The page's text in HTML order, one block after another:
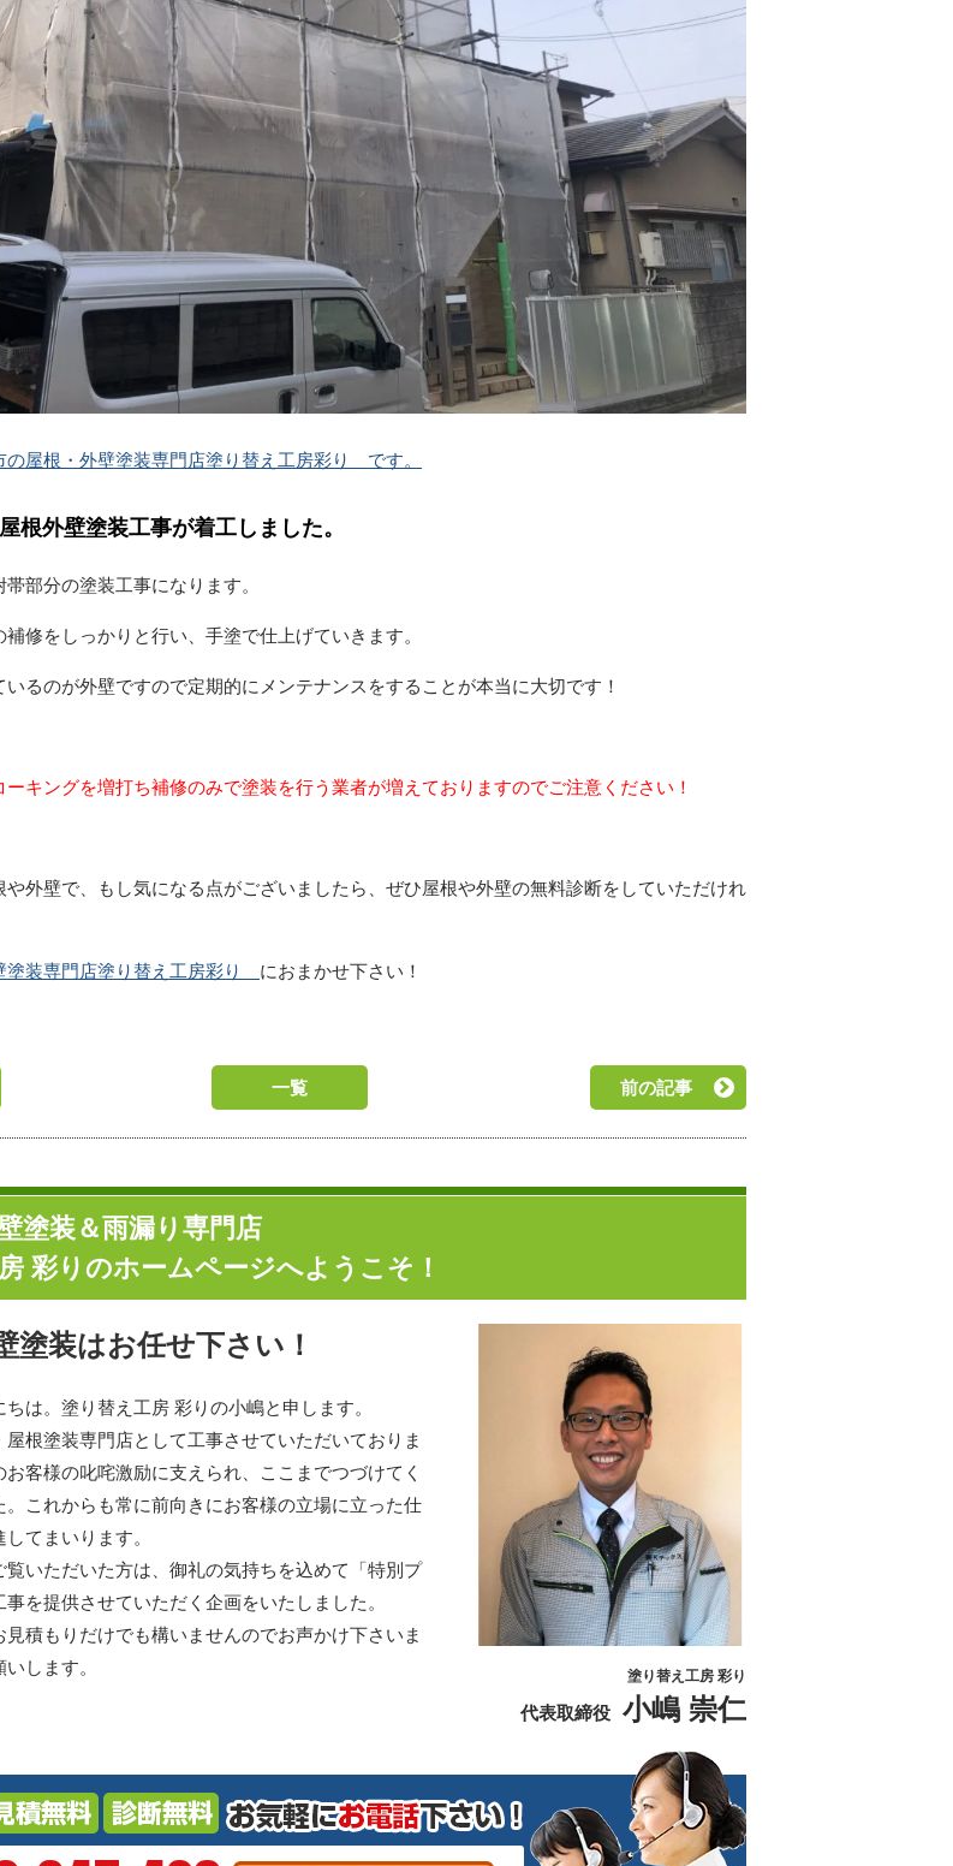
の屋根・外壁塗装専門店塗り替え工房彩り です。
根外壁塗装工事が着工しました。
部分の塗装工事になります。
修をしっかりと行い、手塗で仕上げていきます。
るのが外壁ですので定期的にメンテナンスをすることが本当に大切です！
キングを増打ち補修のみで塗装を行う業者が増えておりますのでご注意ください！
や外壁で、もし気になる点がございましたら、ぜひ屋根や外壁の無料診断をしていただけれ
塗装専門店塗り替え工房彩り におまかせ下さい！
一覧 前の記事
塗装＆雨漏り専門店
彩りのホームページへようこそ！
塗装はお任せ下さい！
塗り替え工房 彩り
代表取締役 小嶋 崇仁
は。塗り替え工房 彩りの小嶋と申します。
根塗装専門店として工事させていただいておりま
客様の叱咤激励に支えられ、ここまでつづけてく
。これからも常に前向きにお客様の立場に立った仕
てまいります。
覧いただいた方は、御礼の気持ちを込めて「特別プ
を提供させていただく企画をいたしました。
見積もりだけでも構いませんのでお声かけ下さいま
します。